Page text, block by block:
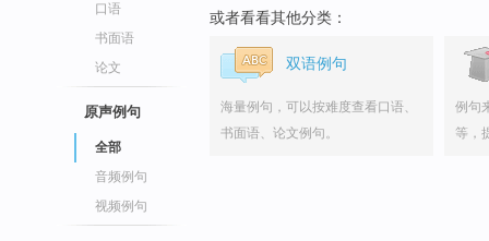
口语
书面语
论文
原声例句
全部
音频例句
视频例句
或者看看其他分类：
双语例句
海量例句，可以按难度查看口语、
书面语、论文例句。
例句
等，